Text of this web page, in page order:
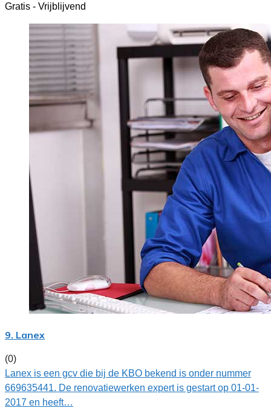
Gratis - Vrijblijvend
9. Lanex
(0)
Lanex is een gcv die bij de KBO bekend is onder nummer
669635441. De renovatiewerken expert is gestart op 01-01-
2017 en heeft…